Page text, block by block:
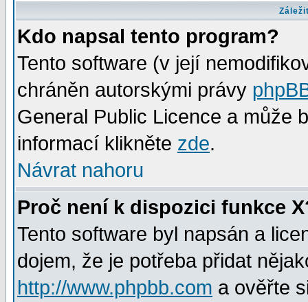
Kdo napsal tento program?
Tento software (v její
chráněn autorskými právy
General Public Licence a může
informací klikněte zde.
Návrat nahoru
Proč není k dispozici funkce
Tento software byl napsán a
dojem, že je potřeba přidat
http://www.phpbb.com a ověřte